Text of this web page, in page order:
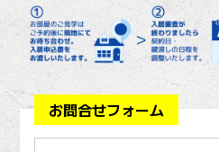
お問合せフォーム